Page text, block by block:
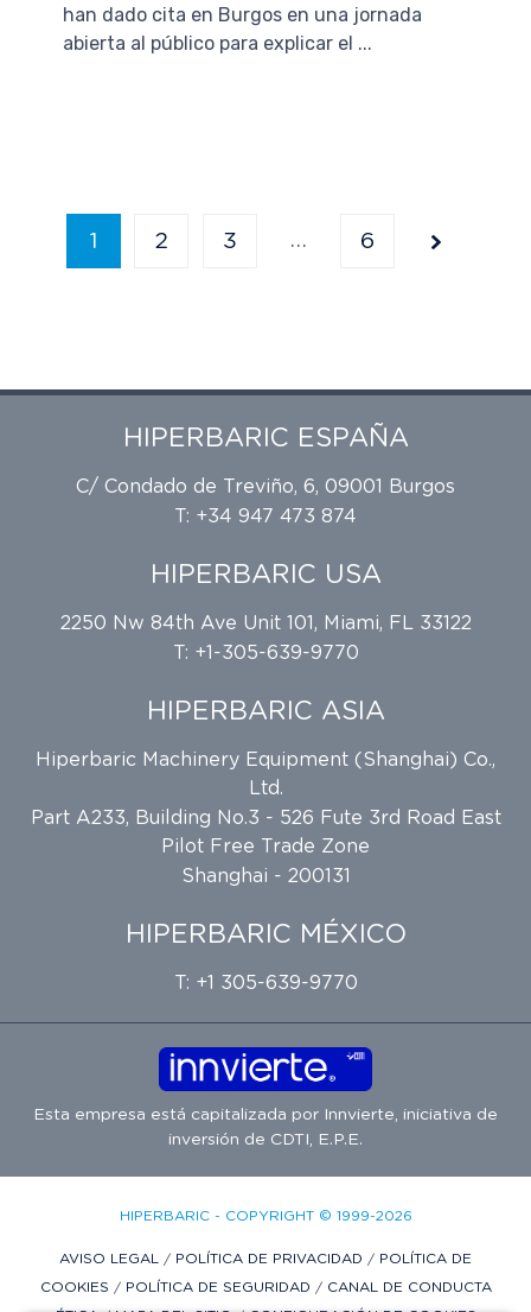
han dado cita en Burgos en una jornada
abierta al público para explicar el ...
1 2 3 … 6
HIPERBARIC ESPAÑA
C/ Condado de Treviño, 6, 09001 Burgos
T: +34 947 473 874
HIPERBARIC USA
2250 Nw 84th Ave Unit 101, Miami, FL 33122
T: +1-305-639-9770
HIPERBARIC ASIA
Hiperbaric Machinery Equipment (Shanghai) Co.,
Ltd.
Part A233, Building No.3 - 526 Fute 3rd Road East
Pilot Free Trade Zone
Shanghai - 200131
HIPERBARIC MÉXICO
T: +1 305-639-9770
Esta empresa está capitalizada por Innvierte, iniciativa de
inversión de CDTI, E.P.E.
HIPERBARIC - COPYRIGHT © 1999-2026
AVISO LEGAL / POLÍTICA DE PRIVACIDAD / POLÍTICA DE
COOKIES / POLÍTICA DE SEGURIDAD / CANAL DE CONDUCTA